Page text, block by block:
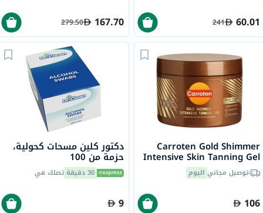
60.01
241
167.70
279.50
Carroten Gold Shimmer
Intensive Skin Tanning Gel
150mlتوصيل مجاني اليوم
106
دكتور كلين مسحات كحولية،
حزمة من 100
30 دقيقة تصلك في
9